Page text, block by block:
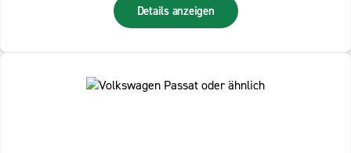
Details anzeigen